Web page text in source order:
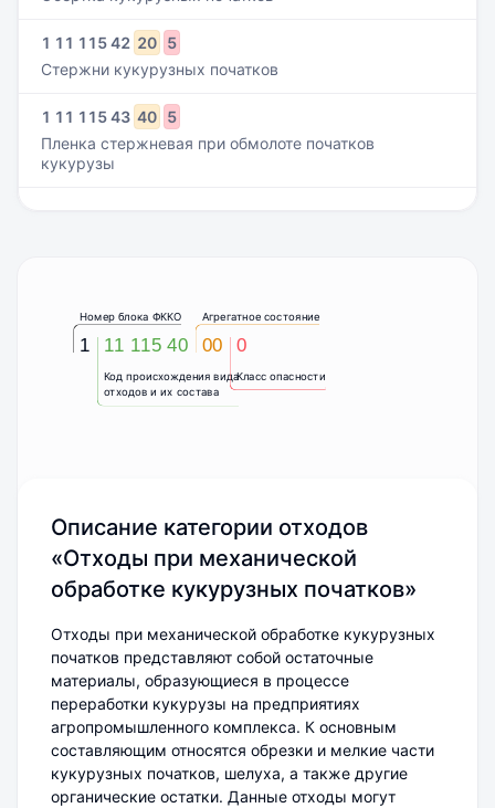
1 11 11542 20 5
Стержни кукурузных початков
1 11 11543 40 5
Пленка стержневая при обмолоте початков
кукурузы
1
Номер блока ФККО
Код происхождения вида
отходов и их состава
11 115 40
Агрегатное состояние
00
Класс опасности
0
Описание категории отходов
«Отходы при механической
обработке кукурузных початков»
Отходы при механической обработке кукурузных
початков представляют собой остаточные
материалы, образующиеся в процессе
переработки кукурузы на предприятиях
агропромышленного комплекса. К основным
составляющим относятся обрезки и мелкие части
кукурузных початков, шелуха, а также другие
органические остатки. Данные отходы могут